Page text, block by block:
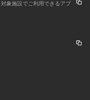
象施設でご利用できるアプ